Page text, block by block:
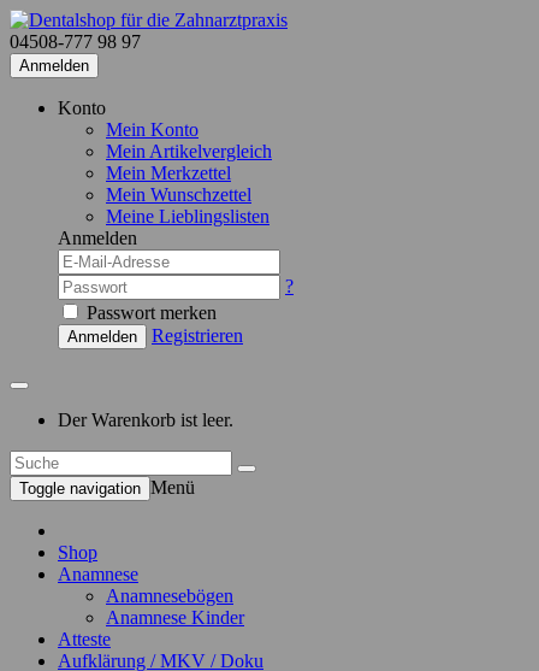
04508-777 98 97
Anmelden
Konto
Mein Konto
Mein Artikelvergleich
Mein Merkzettel
Mein Wunschzettel
Meine Lieblingslisten
Anmelden
?
Passwort merken
Anmelden Registrieren
Der Warenkorb ist leer.
Toggle navigation Menü
Shop
Anamnese
Anamnesebögen
Anamnese Kinder
Atteste
Aufklärung / MKV / Doku